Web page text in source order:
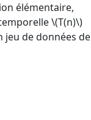
élémentaire,
\(T(n)\)
de données de